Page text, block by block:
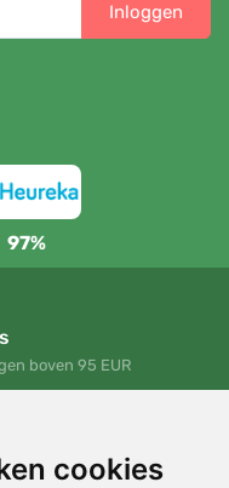
cookies
Inloggen
97%
boven 95 EUR
moment binnen 90